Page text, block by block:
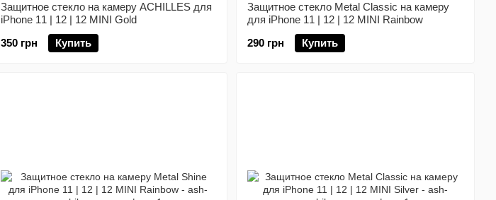
Защитное стекло на камеру ACHILLES для
iPhone 11 | 12 | 12 MINI Gold
350 грн
Купить
Защитное стекло Metal Classic на камеру
для iPhone 11 | 12 | 12 MINI Rainbow
290 грн
Купить